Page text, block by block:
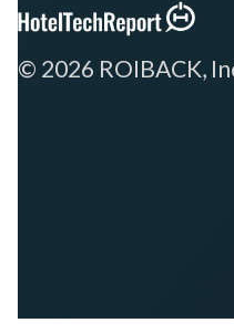
© 2026 ROIBACK,